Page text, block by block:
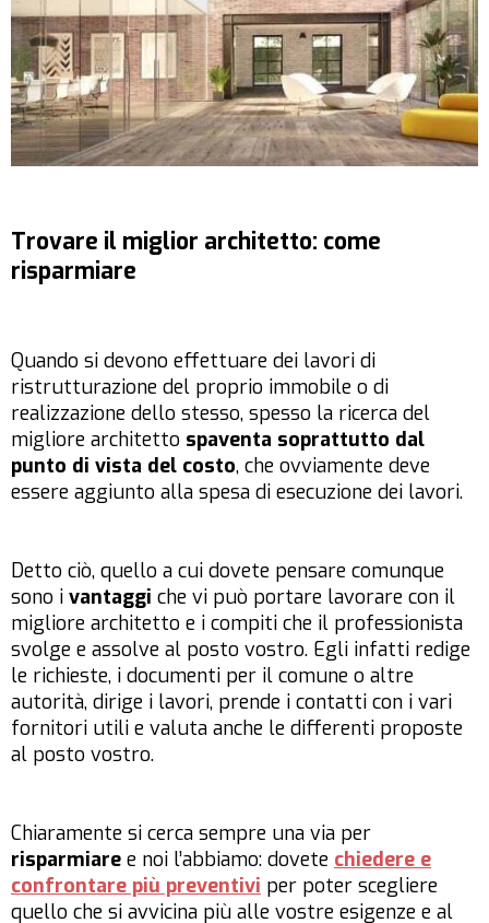
Trovare il miglior architetto: come
risparmiare
Quando si devono effettuare dei lavori di
ristrutturazione del proprio immobile o di
realizzazione dello stesso, spesso la ricerca del
migliore architetto spaventa soprattutto dal
punto di vista del costo, che ovviamente deve
essere aggiunto alla spesa di esecuzione dei lavori.
Detto ciò, quello a cui dovete pensare comunque
sono i vantaggi che vi può portare lavorare con il
migliore architetto e i compiti che il professionista
svolge e assolve al posto vostro. Egli infatti redige
le richieste, i documenti per il comune o altre
autorità, dirige i lavori, prende i contatti con i vari
fornitori utili e valuta anche le differenti proposte
al posto vostro.
Chiaramente si cerca sempre una via per
risparmiare e noi l’abbiamo: dovete chiedere e
confrontare più preventivi per poter scegliere
quello che si avvicina più alle vostre esigenze e al